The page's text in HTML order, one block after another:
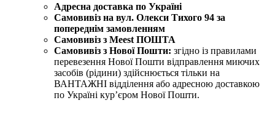
Адресна доставка по Україні
Самовивіз на вул. Олекси Тихого 94 за
попереднім замовленням
Самовивіз з Meest ПОШТА
Самовивіз з Нової Пошти: згідно із правилами
перевезення Нової Пошти відправлення миючих
засобів (рідини) здійснюється тільки на
ВАНТАЖНІ відділення або адресною доставкою
по Україні курʼєром Нової Пошти.